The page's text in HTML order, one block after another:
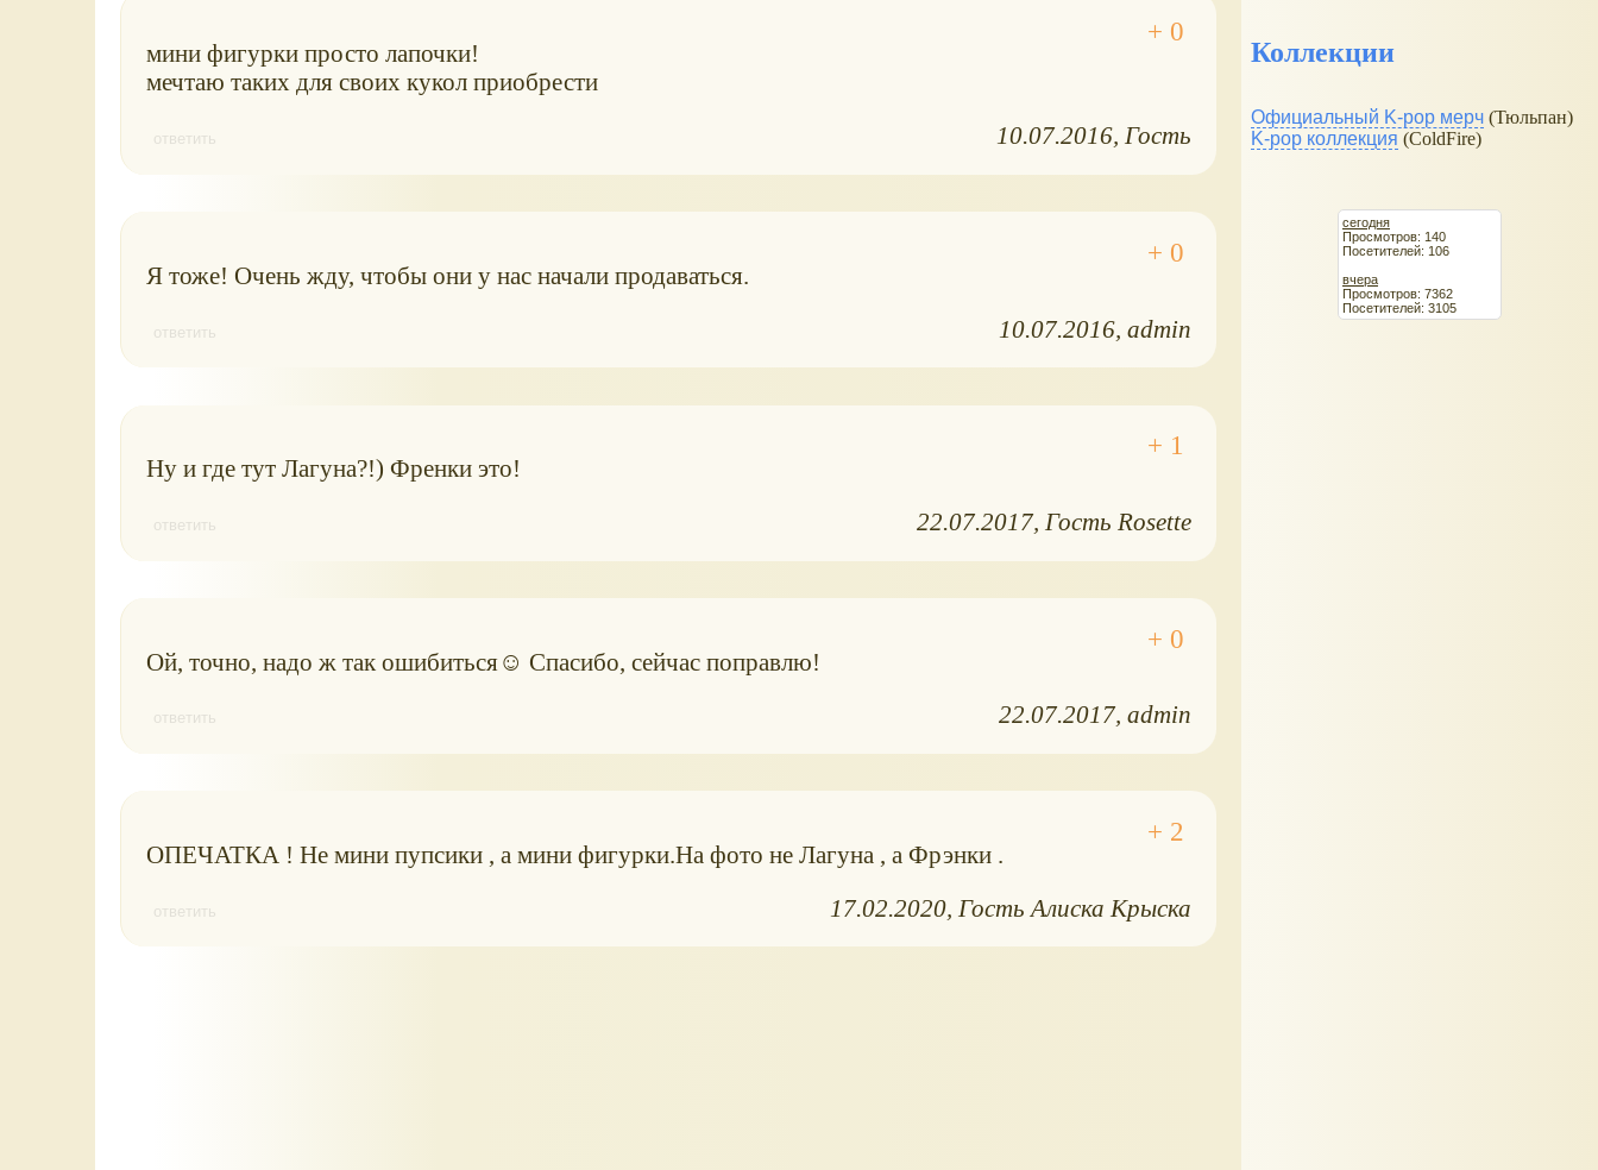
мини фигурки просто лапочки!
мечтаю таких для своих кукол приобрести
ответить 10.07.2016 Гость
Я тоже! Очень жду, чтобы они у нас начали продаваться.
ответить 10.07.2016 admin
Ну и где тут Лагуна?!) Френки это!
ответить 22.07.2017 Гость Rosette
Ой, точно, надо ж так ошибиться☺ Спасибо, сейчас поправлю!
ответить 22.07.2017 admin
ОПЕЧАТКА ! Не мини пупсики , а мини фигурки.На фото не Лагуна , а Фрэнки .
ответить 17.02.2020 Гость Алиска Крыска
Коллекции
Официальный K-pop мерч (Тюльпан)
K-pop коллекция (ColdFire)
сегодня
Просмотров: 140
Посетителей: 106
вчера
Просмотров: 7362
Посетителей: 3105